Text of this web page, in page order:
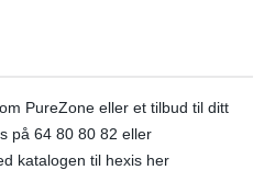
PureZone eller et tilbud til ditt
på 64 80 80 82 eller
katalogen til hexis her